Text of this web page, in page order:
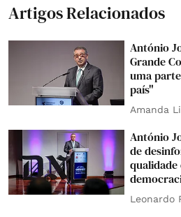
Artigos Relacionados
António
Grande
uma
país"
Amanda
António
de
Leonardo